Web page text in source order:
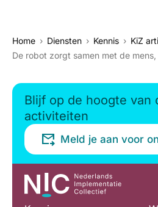
Home Diensten Kennis
KiZ
De robot zorgt samen met de
Blijf op de hoogte van
activiteiten
Meld je aan voor